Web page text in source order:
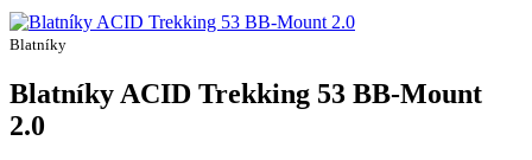
Blatníky
Blatníky ACID Trekking 53 BB-Mount
2.0